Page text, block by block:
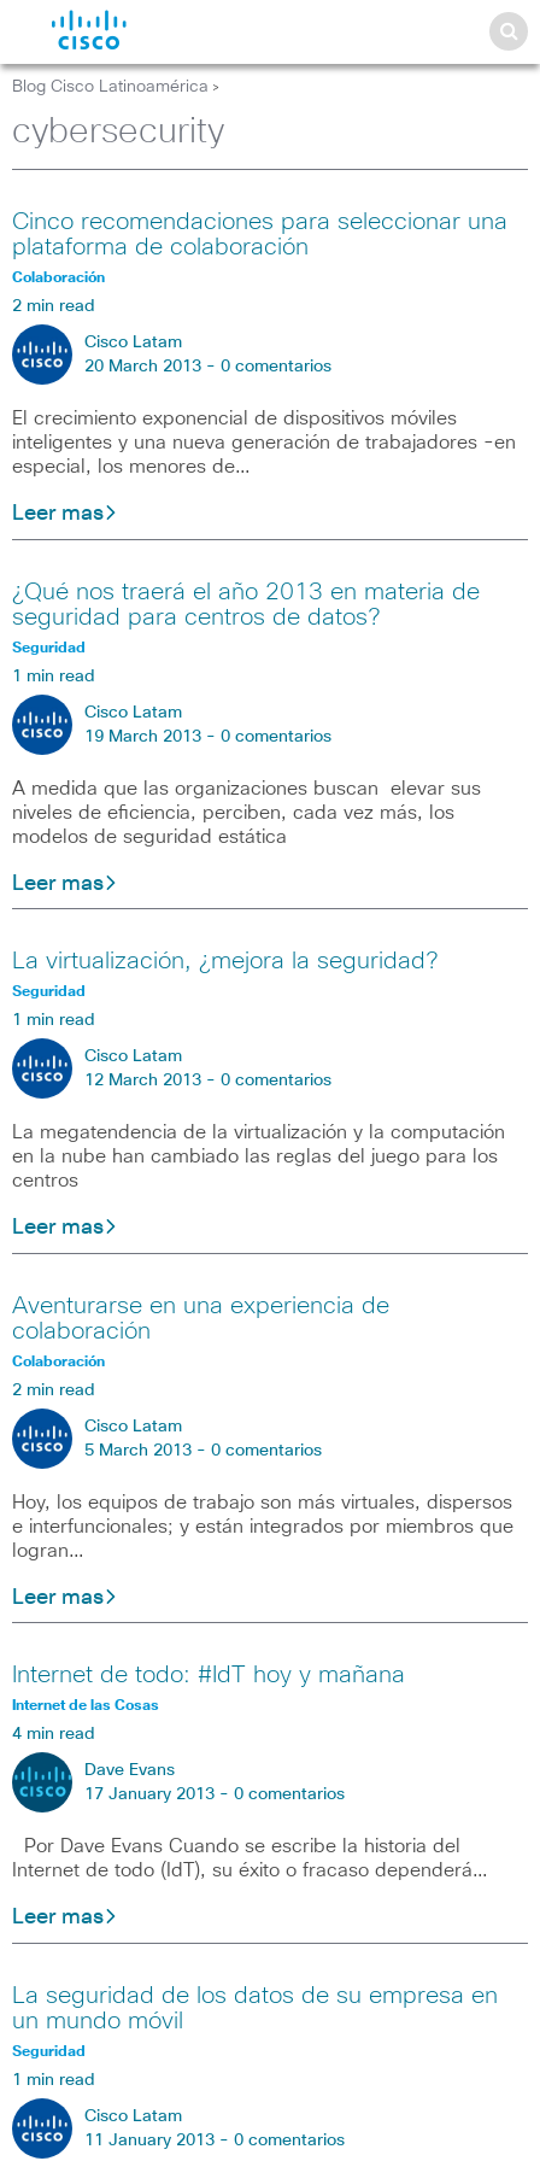
Blog Cisco Latinoamérica >
cybersecurity
Cinco recomendaciones para seleccionar una
plataforma de colaboración
Colaboración
2 min read
Cisco Latam
20 March 2013 - 0 comentarios
El crecimiento exponencial de dispositivos móviles
inteligentes y una nueva generación de trabajadores -en
especial, los menores de…
Leer mas
¿Qué nos traerá el año 2013 en materia de
seguridad para centros de datos?
Seguridad
1 min read
Cisco Latam
19 March 2013 - 0 comentarios
A medida que las organizaciones buscan elevar sus
niveles de eficiencia, perciben, cada vez más, los
modelos de seguridad estática
Leer mas
La virtualización, ¿mejora la seguridad?
Seguridad
1 min read
Cisco Latam
12 March 2013 - 0 comentarios
La megatendencia de la virtualización y la computación
en la nube han cambiado las reglas del juego para los
centros
Leer mas
Aventurarse en una experiencia de
colaboración
Colaboración
2 min read
Cisco Latam
5 March 2013 - 0 comentarios
Hoy, los equipos de trabajo son más virtuales, dispersos
e interfuncionales; y están integrados por miembros que
logran…
Leer mas
Internet de todo: #IdT hoy y mañana
Internet de las Cosas
4 min read
Dave Evans
17 January 2013 - 0 comentarios
Por Dave Evans Cuando se escribe la historia del
Internet de todo (IdT), su éxito o fracaso dependerá…
Leer mas
La seguridad de los datos de su empresa en
un mundo móvil
Seguridad
1 min read
Cisco Latam
11 January 2013 - 0 comentarios